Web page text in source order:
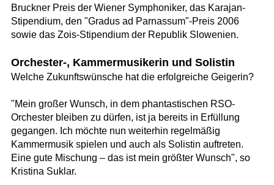
Bruckner Preis der Wiener Symphoniker, das Karajan-
Stipendium, den "Gradus ad Parnassum"-Preis 2006
sowie das Zois-Stipendium der Republik Slowenien.
Orchester-, Kammermusikerin und Solistin
Welche Zukunftswünsche hat die erfolgreiche Geigerin?
"Mein großer Wunsch, in dem phantastischen RSO-
Orchester bleiben zu dürfen, ist ja bereits in Erfüllung
gegangen. Ich möchte nun weiterhin regelmäßig
Kammermusik spielen und auch als Solistin auftreten.
Eine gute Mischung – das ist mein größter Wunsch", so
Kristina Suklar.